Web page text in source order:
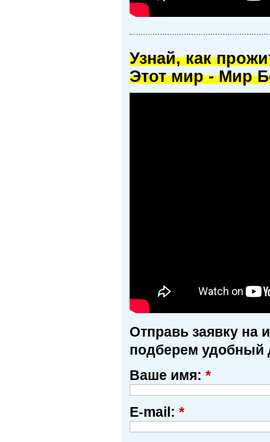
Узнай, как
Этот мир - Мир
Отправь заявку на
подберем удобный
Ваше имя: *
E-mail: *